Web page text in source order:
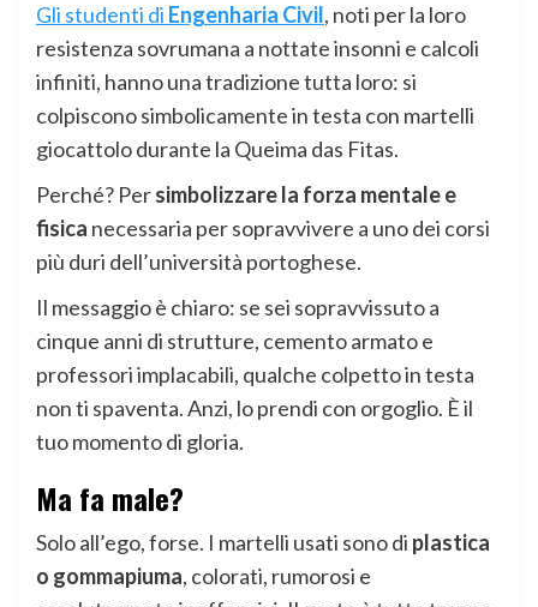
Gli studenti di Engenharia Civil, noti per la loro
resistenza sovrumana a nottate insonni e calcoli
infiniti, hanno una tradizione tutta loro: si
colpiscono simbolicamente in testa con martelli
giocattolo durante la Queima das Fitas.
Perché? Persimbolizzare la forza mentale e
fisica necessaria per sopravvivere a uno dei corsi
più duri dell’università portoghese.
Il messaggio è chiaro: se sei sopravvissuto a
cinque anni di strutture, cemento armato e
professori implacabili, qualche colpetto in testa
non ti spaventa. Anzi, lo prendi con orgoglio. È il
tuo momento di gloria.
Ma fa male?
Solo all’ego, forse. I martelli usati sono di plastica
o gommapiuma, colorati, rumorosi e